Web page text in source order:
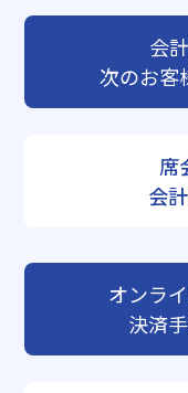
会
次のお客
席
会
オンラ
決済